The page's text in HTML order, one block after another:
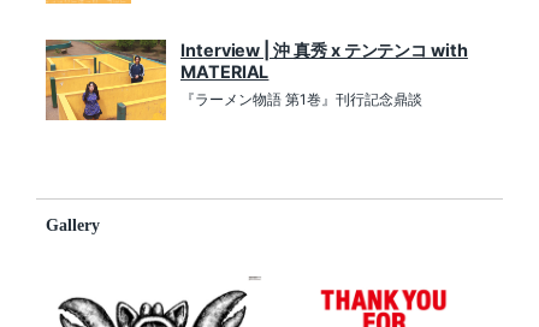
Interview | 沖 真秀 x テンテンコ with
MATERIAL
『ラーメン物語 第1巻』刊行記念鼎談
Gallery